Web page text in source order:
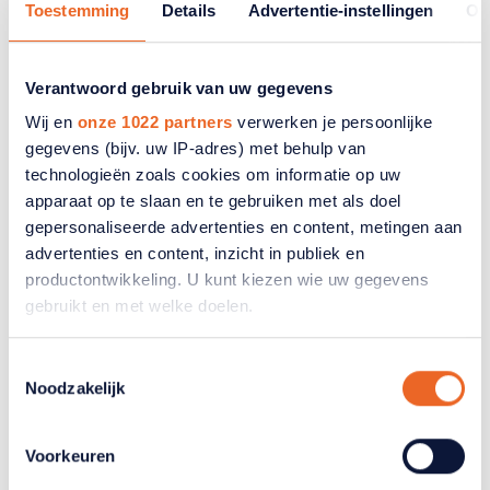
Toestemming Details Advertentie-instellingen
Verantwoord gebruik van uw gegevens
Wij en onze 1022 partners verwerken je persoonlijke
gegevens (bijv. uw IP-adres) met behulp van
technologieën zoals cookies om informatie op uw
apparaat op te slaan en te gebruiken met als doel
gepersonaliseerde advertenties en content, metingen aan
advertenties en content, inzicht in publiek en
productontwikkeling. U kunt kiezen wie uw gegevens
gebruikt en met welke doelen.
Informatie verzamelen over uw geografische
Uw apparaat identificeren door het actief te
scannen op specifieke eigenschappen (fingerprinting)
Noodzakelijk
Voorkeuren
Geluksbarometer
Wat maakt ouderen gelukkig? Volgens de Ouderen
Geluksbarometer geeft 60% zichzelf een 8 of hoger.
Ontdek wat bijdraagt aan geluk op latere leeftijd.